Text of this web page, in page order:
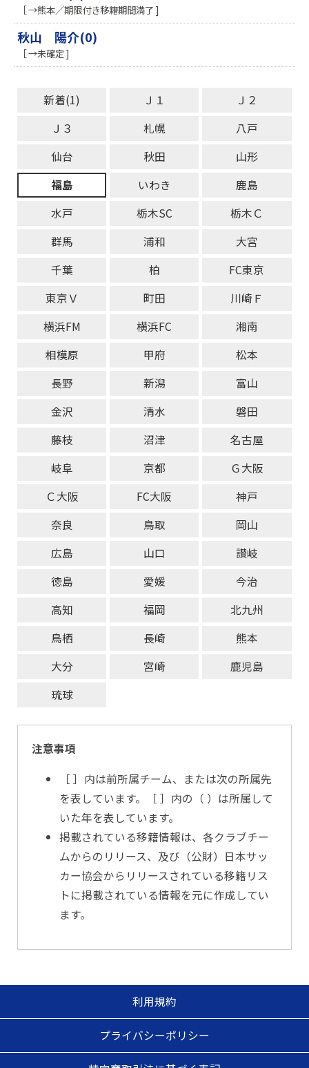
［ →熊本／期限付き移籍期間満了 ]
秋山 陽介(0)
［ →未確定 ]
新着(1) Ｊ１
Ｊ２
Ｊ３
札幌
八戸
仙台
秋田
山形
福島
いわき
鹿島
水戸
栃木SC
栃木Ｃ
群馬
浦和
大宮
千葉
柏
FC東京
東京Ｖ
町田
川崎Ｆ
横浜FM
横浜FC
湘南
相模原
甲府
松本
長野
新潟
富山
金沢
清水
磐田
藤枝
沼津
名古屋
岐阜
京都
Ｇ大阪
Ｃ大阪
FC大阪
神戸
奈良
鳥取
岡山
広島
山口
讃岐
徳島
愛媛
今治
高知
福岡
北九州
鳥栖
長崎
熊本
大分
宮崎
鹿児島
琉球
注意事項
［ ］内は前所属チーム、または次の所属先
を表しています。［ ］内の（ ）は所属して
いた年を表しています。
掲載されている移籍情報は、各クラブチー
ムからのリリース、及び（公財）日本サッ
カー協会からリリースされている移籍リス
トに掲載されている情報を元に作成してい
ます。
利用規約
プライバシーポリシー